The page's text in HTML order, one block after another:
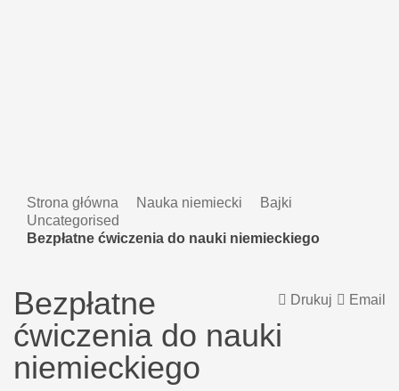
Strona główna Nauka niemiecki
Bajki
Uncategorised
Bezpłatne ćwiczenia do nauki niemieckiego
Email
Drukuj
Bezpłatne
ćwiczenia do nauki
niemieckiego